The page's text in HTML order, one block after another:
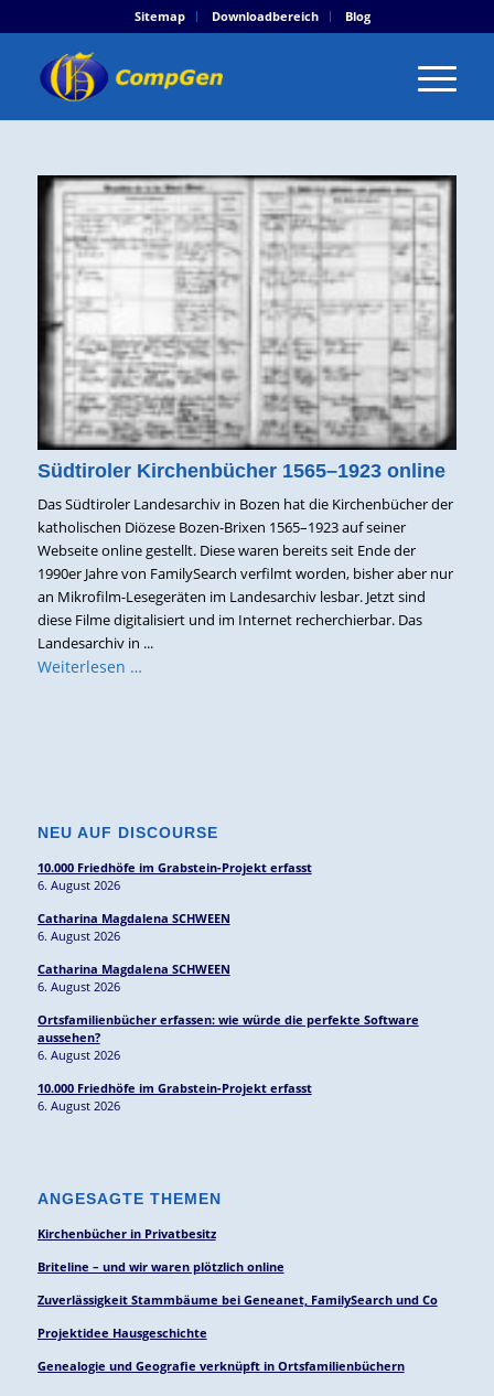
Sitemap Downloadbereich Blog
Südtiroler Kirchenbücher 1565–1923 online
Das Südtiroler Landesarchiv in Bozen hat die Kirchenbücher der
katholischen Diözese Bozen-Brixen 1565–1923 auf seiner
Webseite online gestellt. Diese waren bereits seit Ende der
1990er Jahre von FamilySearch verfilmt worden, bisher aber nur
an Mikrofilm-Lesegeräten im Landesarchiv lesbar. Jetzt sind
diese Filme digitalisiert und im Internet recherchierbar. Das
Landesarchiv in ...
Weiterlesen …
NEU AUF DISCOURSE
10.000 Friedhöfe im Grabstein-Projekt erfasst
6. August 2026
Catharina Magdalena SCHWEEN
6. August 2026
Catharina Magdalena SCHWEEN
6. August 2026
Ortsfamilienbücher erfassen: wie würde die perfekte Software
aussehen?
6. August 2026
10.000 Friedhöfe im Grabstein-Projekt erfasst
6. August 2026
ANGESAGTE THEMEN
Kirchenbücher in Privatbesitz
Briteline – und wir waren plötzlich online
Zuverlässigkeit Stammbäume bei Geneanet, FamilySearch und Co
Projektidee Hausgeschichte
Genealogie und Geografie verknüpft in Ortsfamilienbüchern